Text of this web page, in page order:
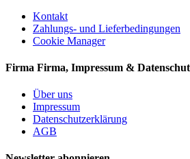
Kontakt
Zahlungs- und Lieferbedingungen
Cookie Manager
Firma Firma, Impressum &
Über uns
Impressum
Datenschutzerklärung
AGB